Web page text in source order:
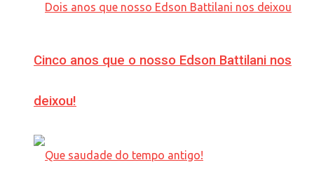
Cinco anos que o nosso Edson Battilani nos
deixou!